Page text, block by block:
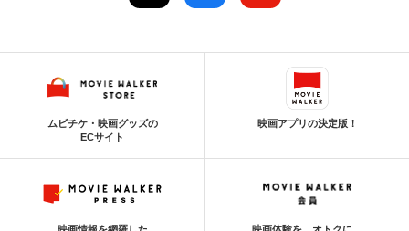
ムビチケ・映画グッズの
ECサイト
映画アプリの決定版！